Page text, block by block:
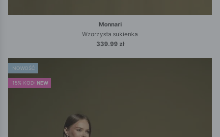
Monnari
Wzorzysta sukienka
339.99 zł
NOWOŚĆ
15% KOD: NEW